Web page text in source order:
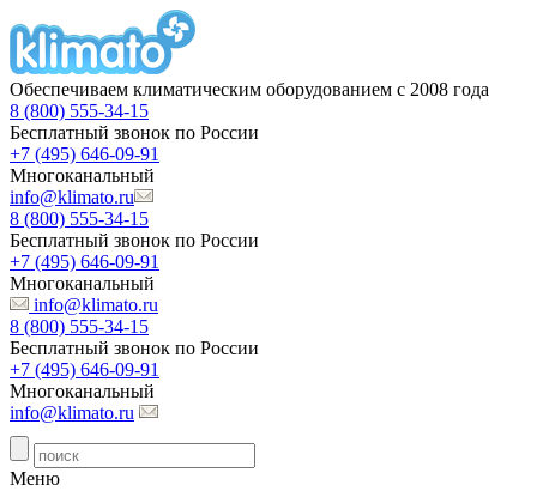
Обеспечиваем климатическим оборудованием с 2008 года
8 (800) 555-34-15
Бесплатный звонок по России
+7 (495) 646-09-91
Многоканальный
info@klimato.ru
8 (800) 555-34-15
Бесплатный звонок по России
+7 (495) 646-09-91
Многоканальный
info@klimato.ru
8 (800) 555-34-15
Бесплатный звонок по России
+7 (495) 646-09-91
Многоканальный
info@klimato.ru
Меню